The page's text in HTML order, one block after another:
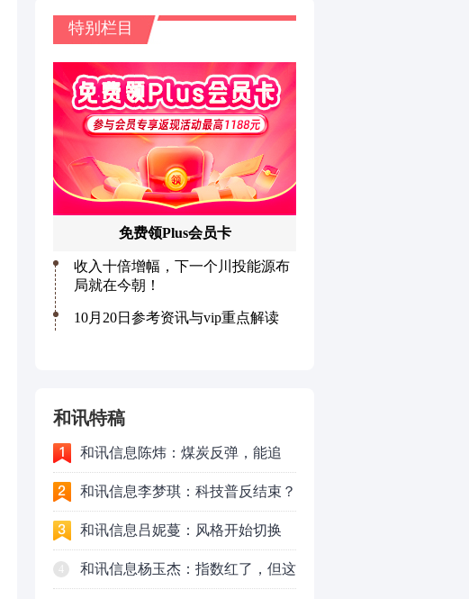
和讯特稿
和讯信息陈炜：煤炭反弹，能追
吗？八月主线看哪？
和讯信息李梦琪：科技普反结束？
和讯信息吕妮蔓：风格开始切换
了，周五干万注意
和讯信息杨玉杰：指数红了，但这